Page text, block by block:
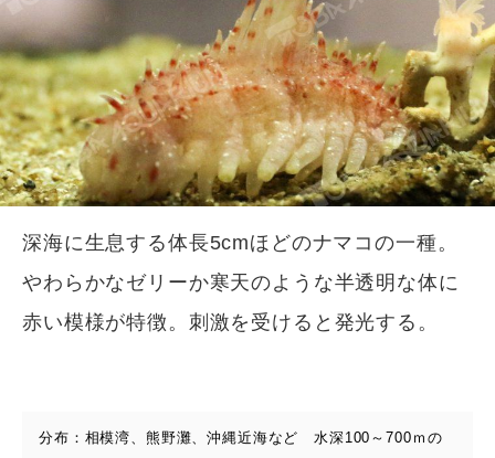
深海に生息する体長5cmほどのナマコの一種。
やわらかなゼリーか寒天のような半透明な体に
赤い模様が特徴。刺激を受けると発光する。
分布：相模湾、熊野灘、沖縄近海など 水深100～700ｍの